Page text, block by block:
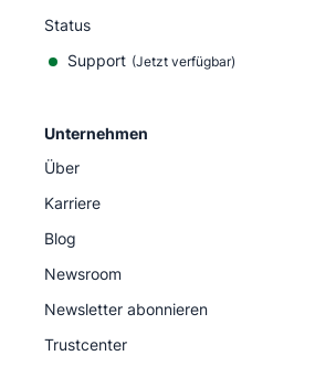
Status
Support (Jetzt verfügbar)
Unternehmen
Über
Karriere
Blog
Newsroom
Newsletter abonnieren
Trustcenter